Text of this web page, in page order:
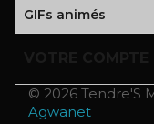
GIFs animés
© 2026 Tendre'S
Agwanet